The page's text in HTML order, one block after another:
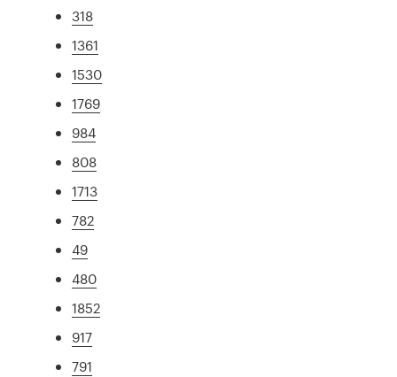
318
1361
1530
1769
984
808
1713
782
49
480
1852
917
791